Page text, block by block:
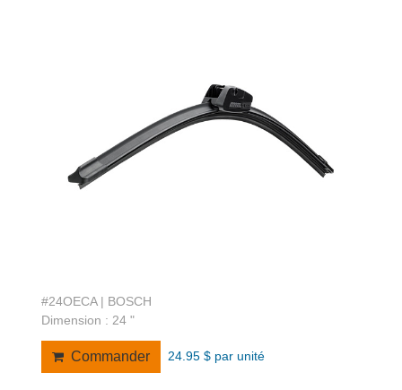
#24OECA | BOSCH
Dimension : 24 "
Commander 24.95 $ par unité